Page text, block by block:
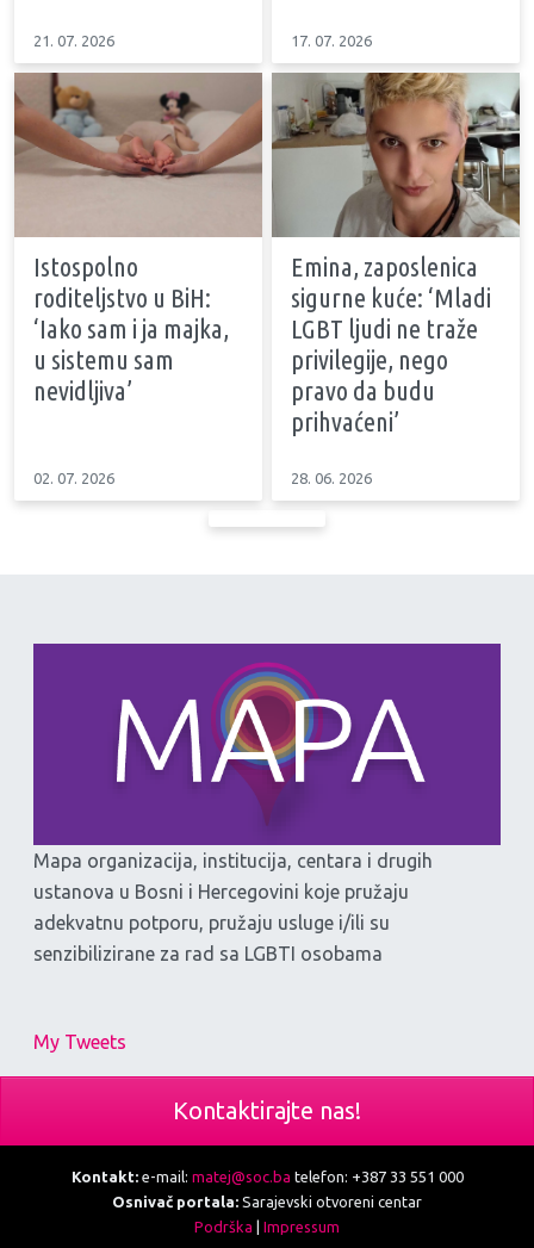
21. 07. 2026 17. 07. 2026
Istospolno
roditeljstvo u BiH:
‘Iako sam i ja majka,
u sistemu sam
nevidljiva’
02. 07. 2026
Emina, zaposlenica
sigurne kuće: ‘Mladi
LGBT ljudi ne traže
privilegije, nego
pravo da budu
prihvaćeni’
28. 06. 2026
Mapa organizacija, institucija, centara i drugih
ustanova u Bosni i Hercegovini koje pružaju
adekvatnu potporu, pružaju usluge i/ili su
senzibilizirane za rad sa LGBTI osobama
My Tweets
Kontaktirajte nas!
Kontakt:e-mail: matej@soc.ba telefon: +387 33 551 000
Osnivač portala: Sarajevski otvoreni centar
Podrška | Impressum